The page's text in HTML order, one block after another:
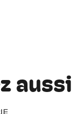
aussi